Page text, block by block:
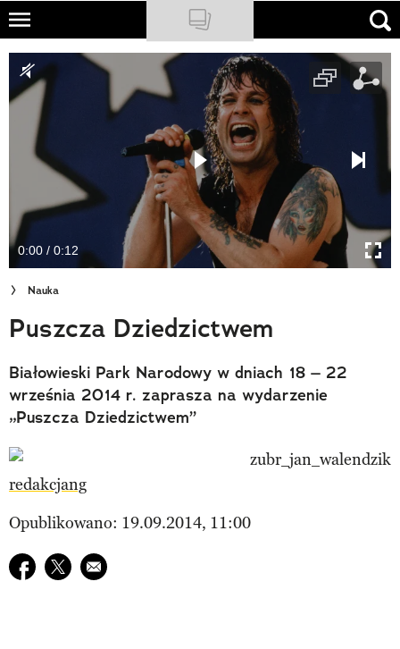
Skip
main
content
NATIONAL GEOGRAPHIC
TRAVELER
PODCASTY
Newsletter
Cuda Polski
Wielki Konkurs Fotograficzny
Trendbook Podróżniczy
Polecane
0:00 / 0:12
Nauka
Puszcza Dziedzictwem
Białowieski Park Narodowy w dniach 18 – 22
września 2014 r. zaprasza na wydarzenie
„Puszcza Dziedzictwem”
redakcjang
Opublikowano: 19.09.2014, 11:00
Udostępnij na facebook
Udostępnij na twitter
E-mail do przyjaciela